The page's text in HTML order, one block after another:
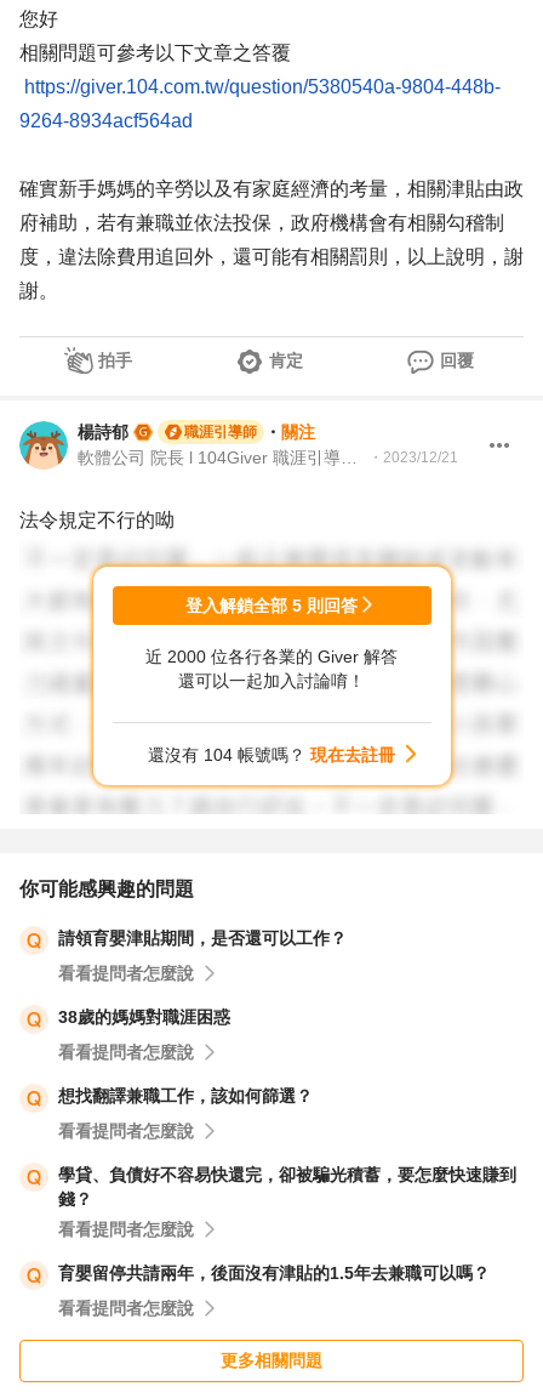
您好
相關問題可參考以下文章之答覆
https://giver.104.com.tw/question/5380540a-9804-448b-
9264-8934acf564ad
確實新手媽媽的辛勞以及有家庭經濟的考量，相關津貼由政
府補助，若有兼職並依法投保，政府機構會有相關勾稽制
度，違法除費用追回外，還可能有相關罰則，以上說明，謝
謝。
拍手 肯定 回覆
楊詩郁 職涯引導師 ・ 關注
・ 2023/12/21
法令規定不行的呦
登入解鎖全部 5 則回答
近 2000 位各行各業的 Giver 解答
還可以一起加入討論唷！
還沒有 104 帳號嗎？ 現在去註冊
你可能感興趣的問題
請領育嬰津貼期間，是否還可以工作？
看看提問者怎麼說
38歲的媽媽對職涯困惑
看看提問者怎麼說
想找翻譯兼職工作，該如何篩選？
看看提問者怎麼說
學貸、負債好不容易快還完，卻被騙光積蓄，要怎麼快速賺到
錢？
看看提問者怎麼說
育嬰留停共請兩年，後面沒有津貼的1.5年去兼職可以嗎？
看看提問者怎麼說
更多相關問題